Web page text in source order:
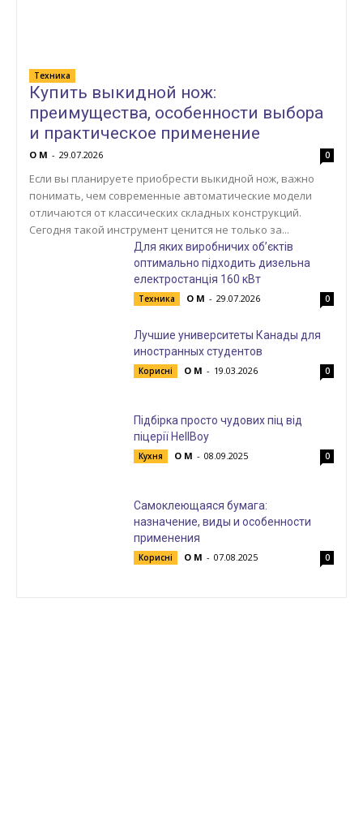
Техника
Купить выкидной нож:
преимущества, особенности выбора
и практическое применение
О М - 29.07.2026 0
Если вы планируете приобрести выкидной нож, важно
понимать, чем современные автоматические модели
отличаются от классических складных конструкций.
Сегодня такой инструмент ценится не только за...
Для яких виробничих об’єктів
оптимально підходить дизельна
електростанція 160 кВт
Техника О М - 29.07.2026 0
Лучшие университеты Канады для
иностранных студентов
Корисні О М - 19.03.2026 0
Підбірка просто чудових піц від
піцерії HellBoy
Кухня О М - 08.09.2025 0
Самоклеющаяся бумага:
назначение, виды и особенности
применения
Корисні О М - 07.08.2025 0